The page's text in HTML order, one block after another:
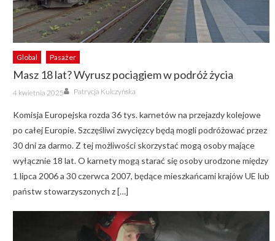
Global Pasażer
Masz 18 lat? Wyrusz pociągiem w podróż życia
Posted
on
4 kwietnia 2025 Author
Patrycja Kulczyńska
Komisja Europejska rozda 36 tys. karnetów na przejazdy kolejowe
po całej Europie. Szczęśliwi zwycięzcy będą mogli podróżować przez
30 dni za darmo. Z tej możliwości skorzystać mogą osoby mające
wyłącznie 18 lat. O karnety mogą starać się osoby urodzone między
1 lipca 2006 a 30 czerwca 2007, będące mieszkańcami krajów UE lub
państw stowarzyszonych z […]